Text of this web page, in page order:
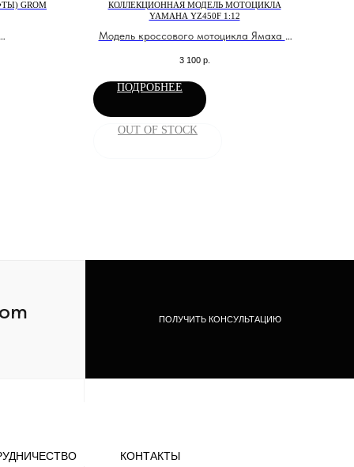
GROM
КОЛЛЕКЦИОННАЯ МОДЕЛЬ МОТОЦИКЛА
YAMAHA YZ450F 1:12
Модель кроссового мотоцикла Ямаха в
3 100 р.
ПОДРОБНЕЕ
OUT OF STOCK
ПОЛУЧИТЬ КОНСУЛЬТАЦИЮ
КОНТАКТЫ